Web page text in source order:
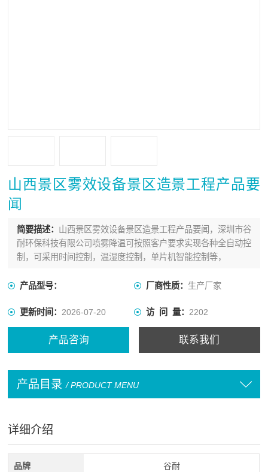
山西景区雾效设备景区造景工程产品要
闻
简要描述： 山西景区雾效设备景区造景工程产品要闻，深圳市谷
耐环保科技有限公司喷雾降温可按照客户要求实现各种全自动控
制，可采用时间控制，温湿度控制，单片机智能控制等，
产品型号： 厂商性质： 生产厂家
更新时间：2026-07-20 访 问 量： 2202
产品咨询 联系我们
产品目录 / PRODUCT MENU
详细介绍
品牌 谷耐